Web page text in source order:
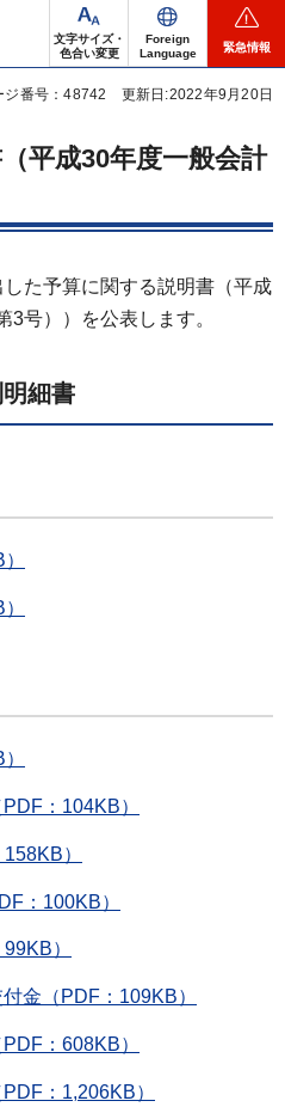
文字サイズ・
色合い変更
Foreign
Language
緊急情報
ジ番号：48742 更新日:2022年9月20日
平成30年度一般会計
た予算に関する説明書（平成
号））を公表します。
細書
：104KB）
）
：100KB）
）
金（PDF：109KB）
：608KB）
：1,206KB）